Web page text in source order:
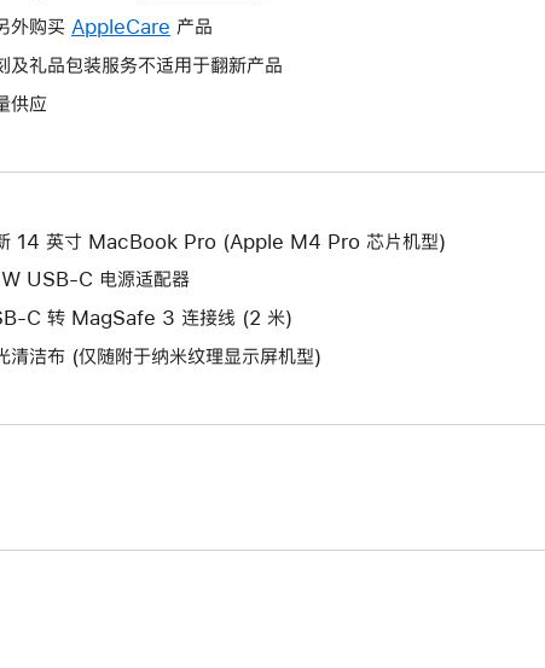
打 将
新
口。
外购买 AppleCare 此
操
开
的
窗
产品
及礼品包装服务不适用于翻新产品
供应
14 英寸 MacBook Pro (Apple M4 Pro 芯片机型)
USB-C 电源适配器
C 转 MagSafe 3 连接线 (2 米)
清洁布 (仅随附于纳米纹理显示屏机型)